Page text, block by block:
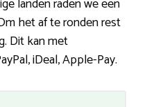
het af te ronden rest
Dit kan met
iDeal, Apple-Pay.